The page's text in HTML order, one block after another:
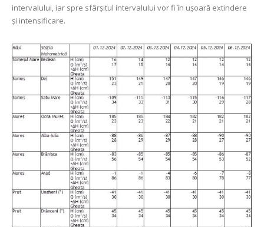
intervalului, iar spre sfârșitul intervalului vor fi în ușoară extindere
și intensificare.